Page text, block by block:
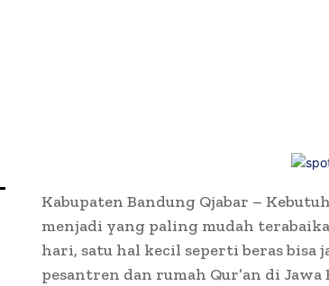
Kabupaten Bandung Qjabar –
menjadi yang paling mudah
hari, satu hal kecil seperti beras bisa
pesantren dan rumah Qur’an di